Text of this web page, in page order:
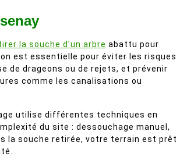
la souche d’un arbre abattu pour
est essentielle pour éviter les risques
de drageons ou de rejets, et prévenir
comme les canalisations ou
utilise différentes techniques en
du site : dessouchage manuel,
la souche retirée, votre terrain est prêt